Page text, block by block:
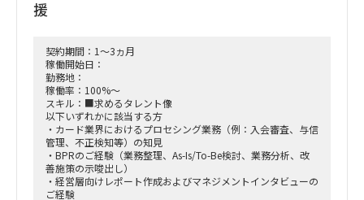
会議運営
ー各チーム成果物（業務一覧、フロー、マニュアル、マスタ
整備、移行手順書など）の作成支援
ー各店への情報連携・共有と窓口対応
・チーム体制
POS／周辺／教育・展開／インフラの4チーム＋1サブPJ体制
今回のチームリーダ補佐候補は「教育・展開」を想定していま
すが、
スキルセットに応じて現支援メンバの配置転換は検討可
■稼働開始日：2025年6月中旬（または7月）～ 2026年2月
援
契約期間：1～3ヵ月
稼働開始日：
勤務地：
稼働率：100%～
スキル：■求めるタレント像
以下いずれかに該当する方
・カード業界におけるプロセシング業務（例：入会審査、与信
管理、不正検知等）の知見
・BPRのご経験（業務整理、As-Is/To-Be検討、業務分析、改
善施策の示唆出し）
・経営層向けレポート作成およびマネジメントインタビューの
ご経験